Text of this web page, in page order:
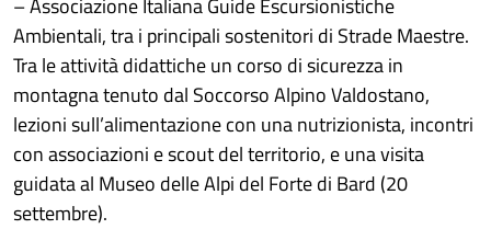
– Associazione Italiana Guide Escursionistiche
Ambientali, tra i principali sostenitori di Strade Maestre.
Tra le attività didattiche un corso di sicurezza in
montagna tenuto dal Soccorso Alpino Valdostano,
lezioni sull’alimentazione con una nutrizionista, incontri
con associazioni e scout del territorio, e una visita
guidata al Museo delle Alpi del Forte di Bard (20
settembre).